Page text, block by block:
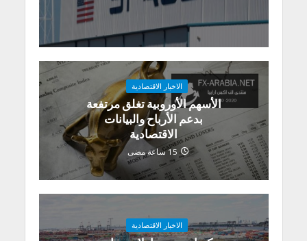
الاخبار الاقتصادية
الأسهم الأوروبية تغلق مرتفعة
بدعم الأرباح والبيانات
الاقتصادية
15 ساعة مضى
الاخبار الاقتصادية